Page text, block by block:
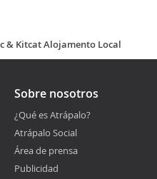
& Kitcat Alojamento Local
Sobre nosotros
¿Qué es Atrápalo?
Atrápalo Social
Área de prensa
Publicidad